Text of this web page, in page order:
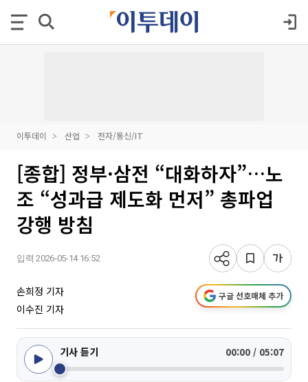
이투데이 산업 전자/통신/IT
[종합] 정부·삼전 “대화하자”…노
조 “성과급 제도화 먼저” 총파업
강행 방침
입력 2026-05-14 16:52
손희정 기자
이수진 기자
구글 선호매체 추가
기사 듣기 00:00 / 05:07